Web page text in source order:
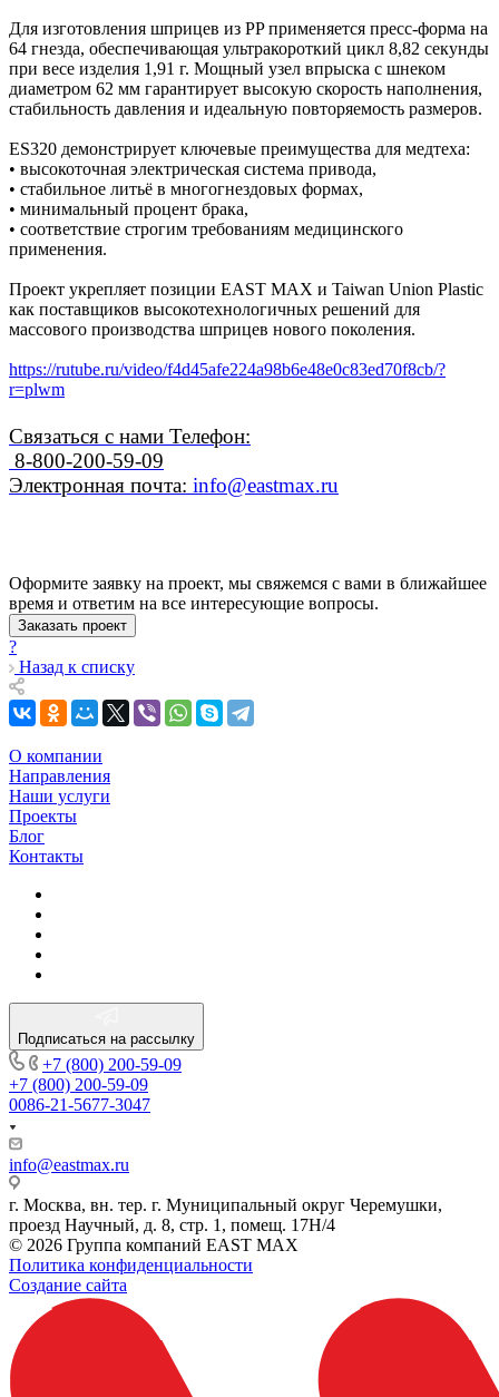
Для изготовления шприцев из PP применяется пресс-форма на
64 гнезда, обеспечивающая ультракороткий цикл 8,82 секунды
при весе изделия 1,91 г. Мощный узел впрыска с шнеком
диаметром 62 мм гарантирует высокую скорость наполнения,
стабильность давления и идеальную повторяемость размеров.
ES320 демонстрирует ключевые преимущества для медтеха:
• высокоточная электрическая система привода,
• стабильное литьё в многогнездовых формах,
• минимальный процент брака,
• соответствие строгим требованиям медицинского
применения.
Проект укрепляет позиции EAST MAX и Taiwan Union Plastic
как поставщиков высокотехнологичных решений для
массового производства шприцев нового поколения.
https://rutube.ru/video/f4d45afe224a98b6e48e0c83ed70f8cb/?
r=plwm
Связаться с нами Телефон:
8-800-200-59-09
Электронная почта: info@eastmax.ru
Оформите заявку на проект, мы свяжемся с вами в ближайшее
время и ответим на все интересующие вопросы.
Заказать проект
?
Назад к списку
О компании
Направления
Наши услуги
Проекты
Блог
Контакты
Подписаться на рассылку
+7 (800) 200-59-09
+7 (800) 200-59-09
0086-21-5677-3047
info@eastmax.ru
г. Москва, вн. тер. г. Муниципальный округ Черемушки,
проезд Научный, д. 8, стр. 1, помещ. 17Н/4
© 2026 Группа компаний EAST MAX
Политика конфиденциальности
Создание сайта